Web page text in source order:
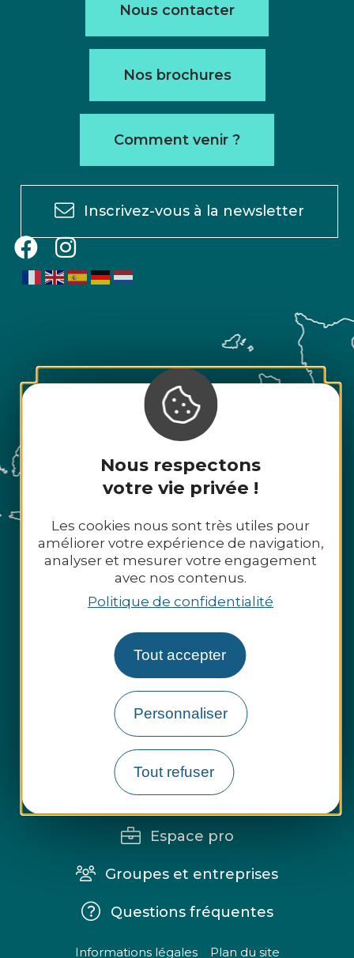
Nous respectons
votre vie privée !
Les cookies nous sont très utiles pour
améliorer votre expérience de navigation,
analyser et mesurer votre engagement
avec nos contenus.
Politique de confidentialité
Tout accepter
Personnaliser
Tout refuser
Nous contacter
Nos brochures
Comment venir ?
Inscrivez-vous à la newsletter
Espace presse
Espace pro
Groupes et entreprises
Questions fréquentes
Informations légales Plan du site